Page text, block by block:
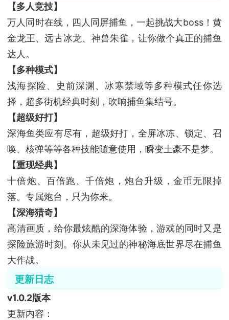
【多人竞技】
万人同时在线，四人同屏捕鱼，一起挑战大boss！黄
金龙王、远古冰龙、神兽朱雀，让你做个真正的捕鱼
达人。
【多种模式】
浅海探险、史前深渊、冰寒禁域等多种模式任你选
择，超多街机经典时刻，吹响捕鱼集结号。
【超级好打】
深海鱼类应有尽有，超级好打，全屏冰冻、锁定、召
唤、核弹等等各种技能随意使用，瞬变土豪不是梦。
【重现经典】
十倍炮、百倍跑、千倍炮，炮台升级，金币无限掉
落。专属炮台，只为你来。
【深海猎奇】
高清画质，给你最炫酷的深海体验，游戏的同时又是
探险旅游时刻。你从未见过的神秘海底世界尽在捕鱼
大作战。
更新日志
v1.0.2版本
更新内容：